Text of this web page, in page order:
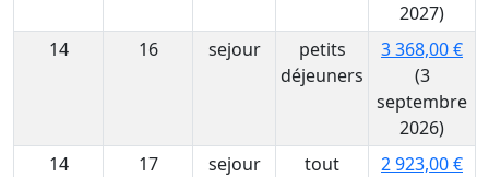
2027)
14
16 sejour
petits
déjeuners
3 368,00 €
(3
septembre
2026)
14
17 sejour
tout
2 923,00 €